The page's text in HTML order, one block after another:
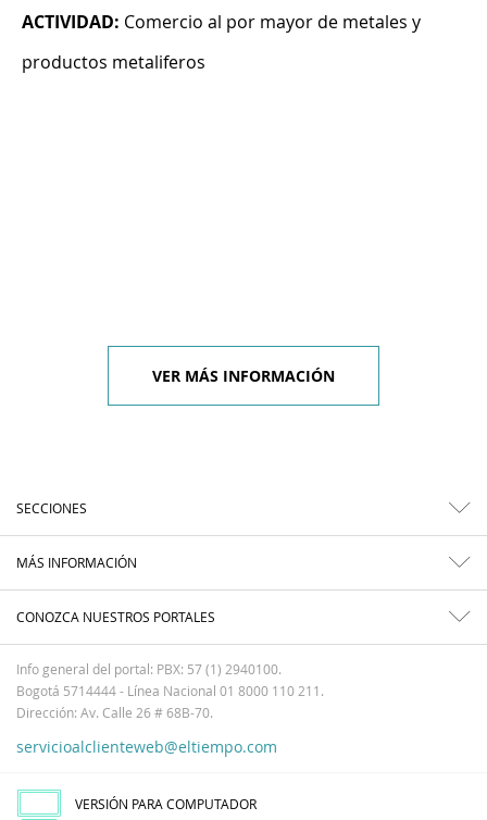
ACTIVIDAD: Comercio al por mayor de metales y
productos metaliferos
VER MÁS INFORMACIÓN
SECCIONES
MÁS INFORMACIÓN
CONOZCA NUESTROS PORTALES
Info general del portal: PBX: 57 (1) 2940100.
Bogotá 5714444 - Línea Nacional 01 8000 110 211.
Dirección: Av. Calle 26 # 68B-70.
servicioalclienteweb@eltiempo.com
VERSIÓN PARA COMPUTADOR